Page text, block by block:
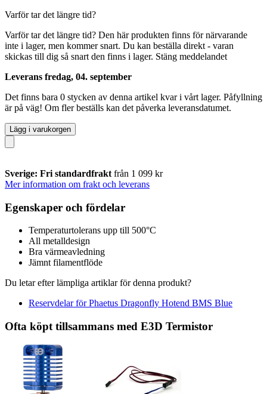
Varför tar det längre tid?
Varför tar det längre tid? Den här produkten finns för närvarande
inte i lager, men kommer snart. Du kan beställa direkt - varan
skickas till dig så snart den finns i lager. Stäng meddelandet
Leverans fredag, 04. september
Det finns bara 0 stycken av denna artikel kvar i vårt lager. Påfyllning
är på väg! Om fler beställs kan det påverka leveransdatumet.
Lägg i varukorgen
Sverige: Fri standardfrakt från 1 099 kr
Mer information om frakt och leverans
Egenskaper och fördelar
Temperaturtolerans upp till 500°C
All metalldesign
Bra värmeavledning
Jämnt filamentflöde
Du letar efter lämpliga artiklar för denna produkt?
Reservdelar för Phaetus Dragonfly Hotend BMS Blue
Ofta köpt tillsammans med E3D Termistor